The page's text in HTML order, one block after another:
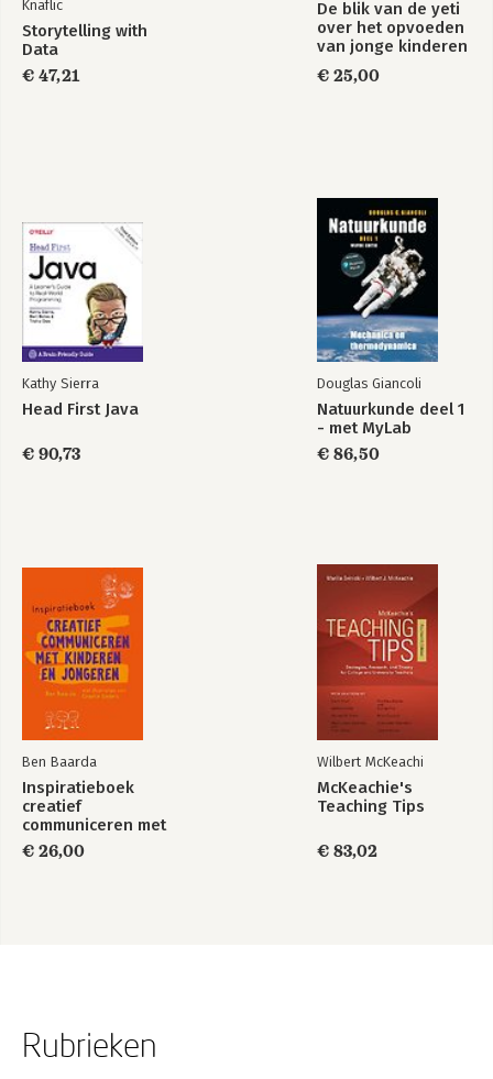
Knaflic
Storytelling with
Data
€ 47,21
De blik van de yeti
over het opvoeden
van jonge kinderen
tot
€ 25,00
Kathy Sierra
Head First Java
€ 90,73
Douglas Giancoli
Natuurkunde deel 1
- met MyLab
€ 86,50
Ben Baarda
Inspiratieboek
creatief
communiceren met
kinderen en
jongeren
€ 26,00
Wilbert McKeachi
McKeachie's
Teaching Tips
€ 83,02
Rubrieken